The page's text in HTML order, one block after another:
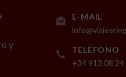
y
E-MAIL
TELÉFONO
+34 913 08 24